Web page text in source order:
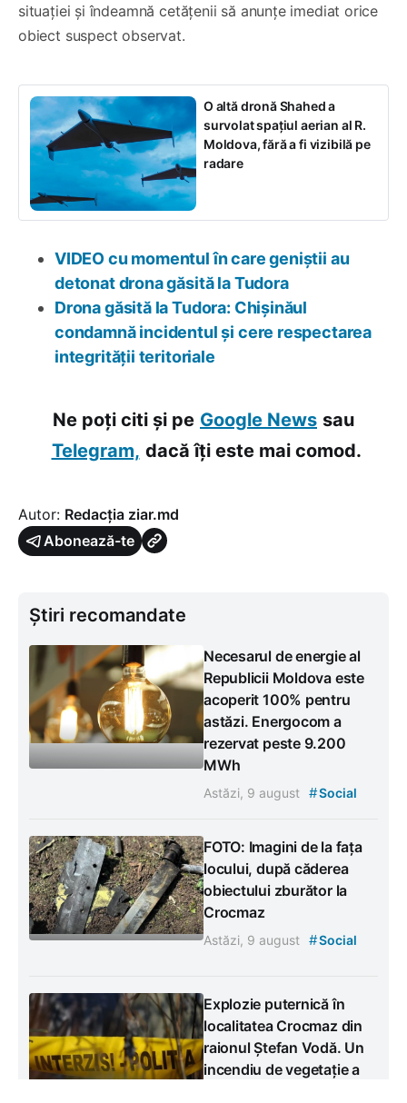
situației și îndeamnă cetățenii să anunțe imediat orice
obiect suspect observat.
O altă dronă Shahed a
survolat spațiul aerian al R.
Moldova, fără a fi vizibilă pe
radare
VIDEO cu momentul în care geniștii au
detonat drona găsită la Tudora
Drona găsită la Tudora: Chișinăul
condamnă incidentul și cere respectarea
integrității teritoriale
Ne poți citi și pe Google News sau
Telegram, dacă îți este mai comod.
Autor: Redacția ziar.md
Abonează-te
Știri recomandate
Necesarul de energie al
Republicii Moldova este
acoperit 100% pentru
astăzi. Energocom a
rezervat peste 9.200
MWh
Astăzi, 9 august #Social
FOTO: Imagini de la fața
locului, după căderea
obiectului zburător la
Crocmaz
Astăzi, 9 august #Social
Explozie puternică în
localitatea Crocmaz din
raionul Ștefan Vodă. Un
incendiu de vegetație a